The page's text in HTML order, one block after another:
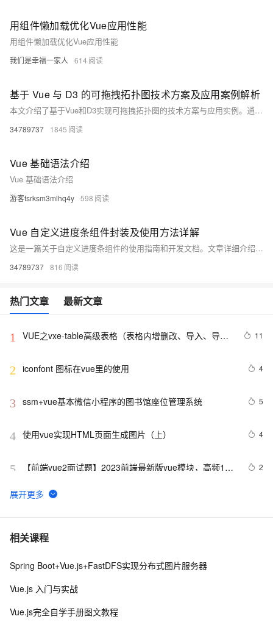
用组件懒加载优化Vue应用性能
用组件懒加载优化Vue应用性能
我们是幸福一家人 614
基于 Vue 与 D3 的可拖拽拓扑图技术方案及应用案例解析
本文介绍了基于Vue和D3实现可拖拽拓扑图的技术方案与应用实例。通过Vue构建用户界面和交互逻辑，结合D3强大的数据可视化能力，实现了力导向布局、节点拖拽、交互事件等功能。文章详细讲解了数据模型设计、拖拽功能实现、组件封装及高级扩展（如节点类型定制、连接样式优化等），并提供了性能优化方案以应对大数据量场景。最终，展示了基础网络拓扑、实时更新拓扑等应用实例，为开发者提供了一套完整的实现思路和实践经验。
34789737 1845
Vue 基础语法介绍
Vue 基础语法介绍
游客tsrksm3mlhq4y 598
Vue 自定义进度条组件封装及使用方法详解
这是一篇关于自定义进度条组件的使用指南和开发文档。文章详细介绍了如何在Vue项目中引入、注册并使用该组件，包括基础与高级示例。组件支持分段配置（如颜色、文本）、动画效果及超出进度提示等功能。同时提供了完整的代码实现，支持全局注册，并提出了优化建议，如主题支持、响应式设计等，帮助开发者更灵活地集成和定制进度条组件。资源链接已提供，适合前端开发者参考学习。
34789737 816
热门文章 最新文章
1
VUE之vxe-table高级表格（表格内增删改、导入、导
11
2 iconfont 图标在vue里的使用 4
3 ssm+vue基本微信小程序的图书馆座位管理系统 5
4 使用vue实现HTML页面生成图片（上） 4
5
【前端vue2面试题】2023前端最新版vue模块，高频17
2
6
从零带你手把手实现Vue3响应式原理-下（Map和Set的处
7 3分钟搞懂Vue整合Echarts实现可视化界面
8 vue3源码解析 --- 组件渲染：vnode 到真实 DOM 是如何
二 （页面布局与兼容）
相关课程
Spring Boot+Vue.js+FastDFS实现分布式图片服务器
Vue.js 入门与实战
Vue.js完全自学手册图文教程